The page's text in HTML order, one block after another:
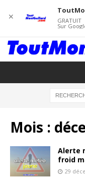
Mois :
Alerte
froid
29
✕ GRATUIT
Sur